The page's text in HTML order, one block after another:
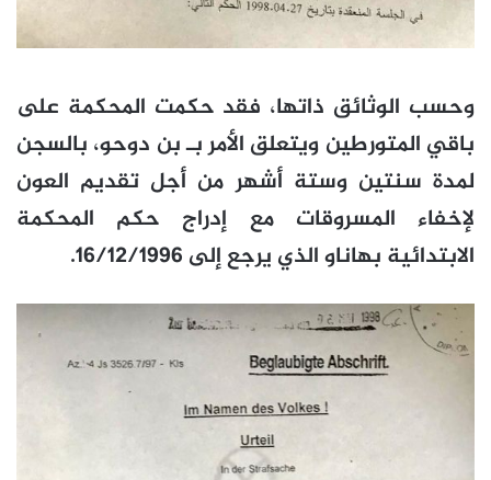
وحسب الوثائق ذاتها، فقد حكمت المحكمة على
باقي المتورطين ويتعلق الأمر بـ بن دوحو، بالسجن
لمدة سنتين وستة أشهر من أجل تقديم العون
لإخفاء المسروقات مع إدراج حكم المحكمة
الابتدائية بهاناو الذي يرجع إلى 16/12/1996.